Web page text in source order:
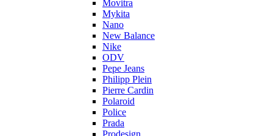
Movitra
Mykita
Nano
New Balance
Nike
ODV
Pepe Jeans
Philipp Plein
Pierre Cardin
Polaroid
Police
Prada
Prodesign